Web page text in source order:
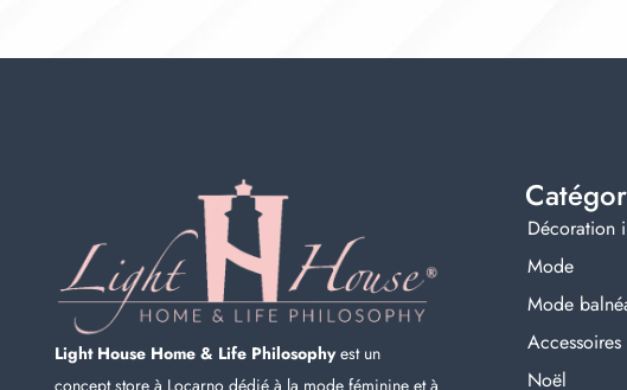
Light House Home & Life Philosophyest un
concept store à Locarno dédié à la mode féminine et à
Décoration
Mode
Mode
Accessoires
Noël